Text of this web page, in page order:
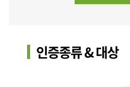
인증종류 & 대상